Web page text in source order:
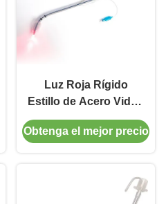
Luz Roja Rígido
Estillo de Acero Video
Nasofaringoscopio
con Uso de Mano
Obtenga el mejor precio